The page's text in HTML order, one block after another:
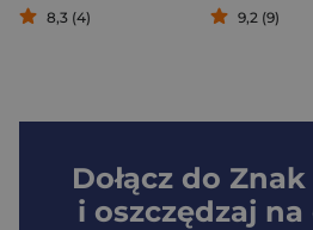
8,3 (4) 9,2 (9)
Dołącz do Znak
i oszczędzaj